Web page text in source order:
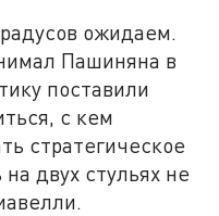
ожидаем.
Пашиняна в
поставили
с кем
стратегическое
двух стульях не